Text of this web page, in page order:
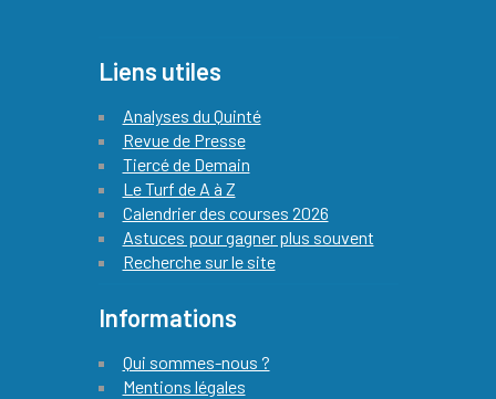
Liens utiles
Analyses du Quinté
Revue de Presse
Tiercé de Demain
Le Turf de A à Z
Calendrier des courses 2026
Astuces pour gagner plus souvent
Recherche sur le site
Informations
Qui sommes-nous ?
Mentions légales